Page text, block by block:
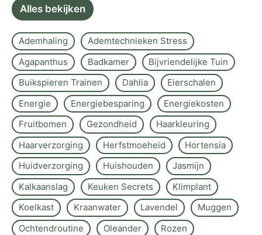
Alles bekijken
Ademhaling
Ademtechnieken Stress
Agapanthus
Badkamer
Bijvriendelijke Tuin
Buikspieren Trainen
Dahlia
Eierschalen
Energie
Energiebesparing
Energiekosten
Fruitbomen
Gezondheid
Haarkleuring
Haarverzorging
Herfstmoeheid
Hortensia
Huidverzorging
Huishouden
Jasmijn
Kalkaanslag
Keuken Secrets
Klimplant
Koelkast
Kraanwater Lavendel
Muggen
Ochtendroutine
Oleander
Rozen